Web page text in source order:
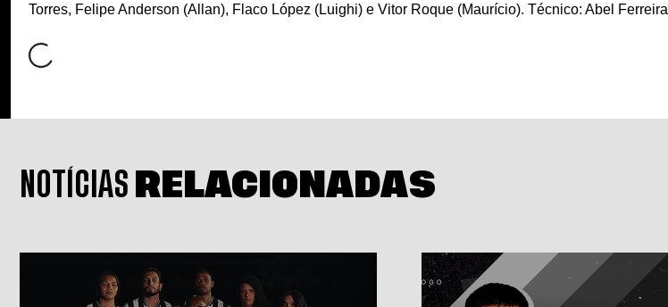
Torres, Felipe Anderson (Allan), Flaco López (Luighi) e Vitor Roque (Maurício). Técnico: Abel Ferreira
NOTÍCIAS RELACIONADAS